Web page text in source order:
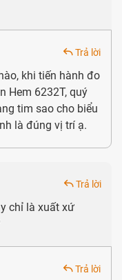
với thiết kế màn hình
Trả lời
khi tiến hành đo
Hem 6232T, quý
tim sao cho biểu
là đúng vị trí ạ.
Trả lời
chỉ là xuất xứ
Trả lời